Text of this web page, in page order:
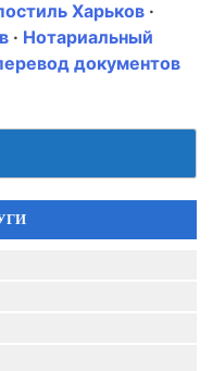
Харьков ·
· Нотариальный
документов